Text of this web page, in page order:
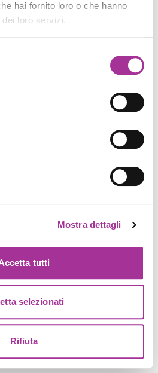
hai fornito loro o che hanno
loro servizi.
Mostra dettagli
tutti
selezionati
Rifiuta